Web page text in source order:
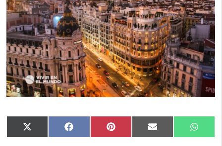
Compartir
en
X
(Twitter)
Compartir
en
Facebook Compartir
en
Pinterest Compartir
en
Email
en